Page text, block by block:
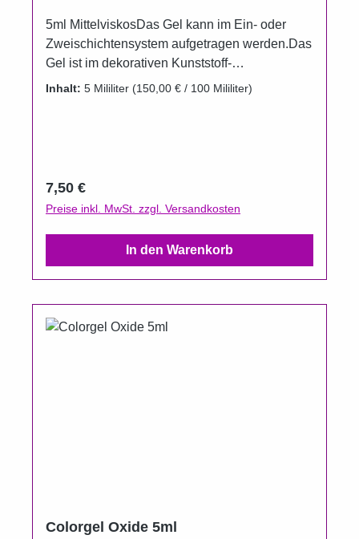
5ml MittelviskosDas Gel kann im Ein- oder
Zweischichtensystem aufgetragen werden.Das
Gel ist im dekorativen Kunststoff-
Aluminiumtiegel erhältlich.Um das Auslaufen
Inhalt: 5 Mililiter (150,00 € / 100 Mililiter)
Regulärer Preis:
7,50 €
Preise inkl. MwSt. zzgl. Versandkosten
In den Warenkorb
Colorgel Oxide 5ml